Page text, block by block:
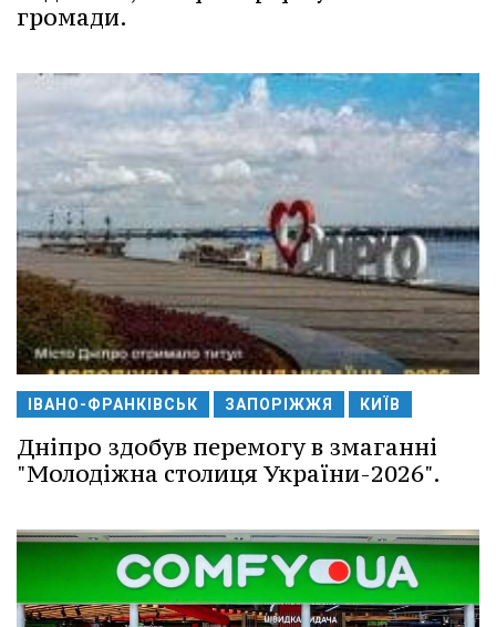
громади.
ІВАНО-ФРАНКІВСЬК ЗАПОРІЖЖЯ КИЇВ
Дніпро здобув перемогу в змаганні
"Молодіжна столиця України-2026".